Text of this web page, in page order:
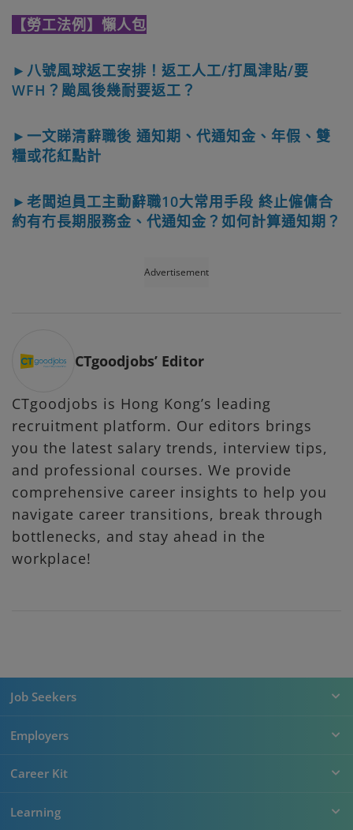
【勞工法例】懶人包
►八號風球返工安排！返工人工/打風津貼/要
WFH？颱風後幾耐要返工？
►一文睇清辭職後 通知期、代通知金、年假、雙
糧或花紅點計
►老闆迫員工主動辭職10大常用手段 終止僱傭合
約有冇長期服務金、代通知金？如何計算通知期？
Advertisement
CTgoodjobs’ Editor
CTgoodjobs is Hong Kong’s leading
recruitment platform. Our editors brings
you the latest salary trends, interview tips,
and professional courses. We provide
comprehensive career insights to help you
navigate career transitions, break through
bottlenecks, and stay ahead in the
workplace!
Job Seekers
Employers
Career Kit
Learning